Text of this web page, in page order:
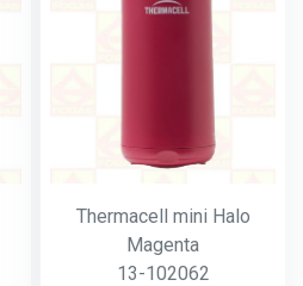
Thermacell mini Halo
Magenta
13-102062